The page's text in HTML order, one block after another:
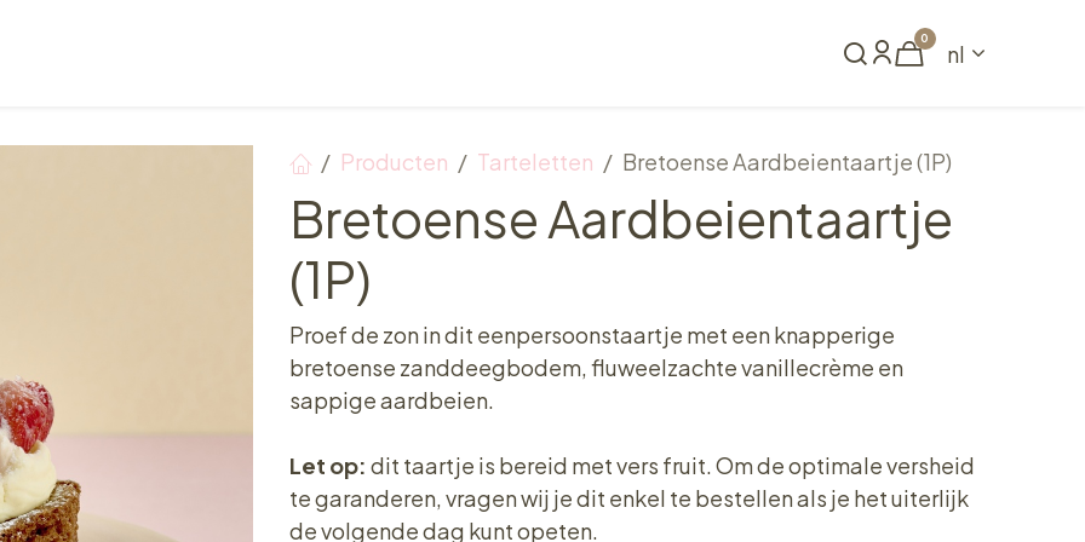
0
nl
Producten Tarteletten Bretoense Aardbeientaartje (1P)
Bretoense Aardbeientaartje
(1P)
Proef de zon in dit eenpersoonstaartje met een knapperige
bretoense zanddeegbodem, fluweelzachte vanillecrème en
sappige aardbeien.
Let op: dit taartje is bereid met vers fruit. Om de optimale versheid
te garanderen, vragen wij je dit enkel te bestellen als je het uiterlijk
de volgende dag kunt opeten.